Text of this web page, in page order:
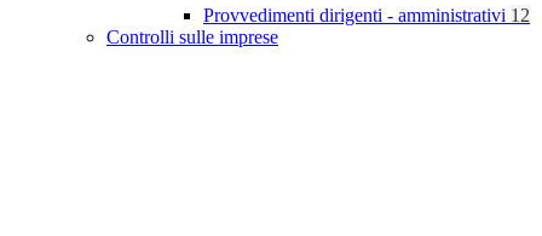
Provvedimenti dirigenti - amministrativi 12
Controlli sulle imprese